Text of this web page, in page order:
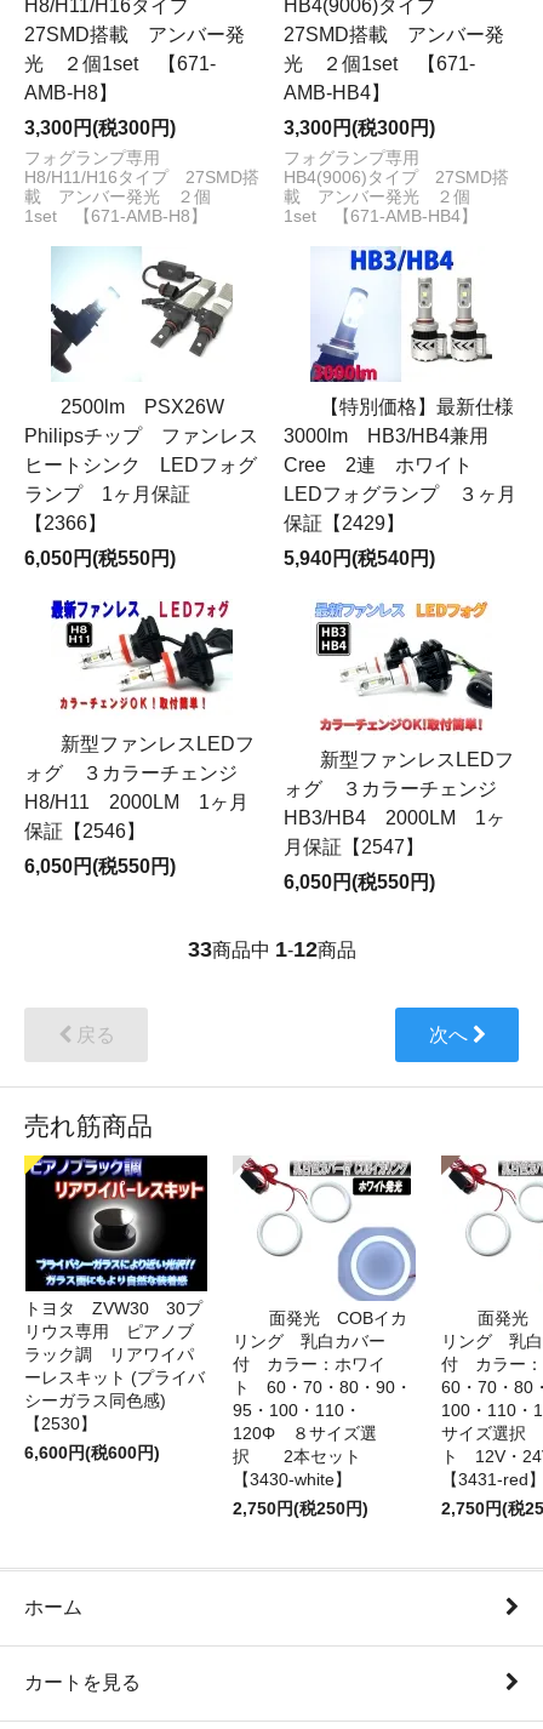
H8/H11/H16タイプ
27SMD搭載 アンバー発
光 ２個1set 【671-
AMB-H8】
3,300円(税300円)
フォグランプ専用
H8/H11/H16タイプ 27SMD搭
載 アンバー発光 ２個
1set 【671-AMB-H8】
HB4(9006)タイプ
27SMD搭載 アンバー発
光 ２個1set 【671-
AMB-HB4】
3,300円(税300円)
フォグランプ専用
HB4(9006)タイプ 27SMD搭
載 アンバー発光 ２個
1set 【671-AMB-HB4】
2500lm PSX26W
Philipsチップ ファンレス
ヒートシンク LEDフォグ
ランプ 1ヶ月保証
【2366】
6,050円(税550円)
【特別価格】最新仕様
3000lm HB3/HB4兼用
Cree 2連 ホワイト
LEDフォグランプ ３ヶ月
保証【2429】
5,940円(税540円)
新型ファンレスLEDフ
ォグ ３カラーチェンジ
H8/H11 2000LM 1ヶ月
保証【2546】
6,050円(税550円)
新型ファンレスLEDフ
ォグ ３カラーチェンジ
HB3/HB4 2000LM 1ヶ
月保証【2547】
6,050円(税550円)
33商品中 1-12商品
戻る 次へ
売れ筋商品
トヨタ ZVW30 30プ
リウス専用 ピアノブ
ラック調 リアワイパ
ーレスキット (プライバ
シーガラス同色感)
【2530】
6,600円(税600円)
面発光 COBイカ
リング 乳白カバー
付 カラー：ホワイ
ト 60・70・80・90・
95・100・110・
120Φ ８サイズ選
択 2本セット
【3430-white】
2,750円(税250円)
面発光
リング 乳
付 カラー
60・70・80
100・110
サイズ選
ト 12V・
【3431-red
2,750円(税
ホーム
カートを見る